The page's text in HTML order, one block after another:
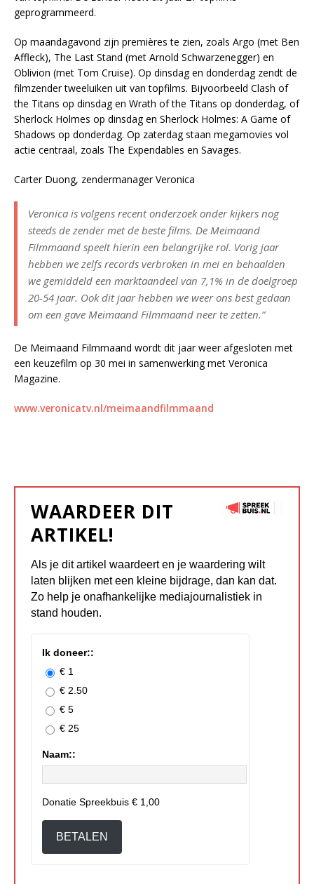
geprogrammeerd.
Op maandagavond zijn premières te zien, zoals Argo (met Ben
Affleck), The Last Stand (met Arnold Schwarzenegger) en
Oblivion (met Tom Cruise). Op dinsdag en donderdag zendt de
filmzender tweeluiken uit van topfilms. Bijvoorbeeld Clash of
the Titans op dinsdag en Wrath of the Titans op donderdag, of
Sherlock Holmes op dinsdag en Sherlock Holmes: A Game of
Shadows op donderdag. Op zaterdag staan megamovies vol
actie centraal, zoals The Expendables en Savages.
Carter Duong, zendermanager Veronica
Veronica is volgens recent onderzoek onder kijkers nog
steeds de zender met de beste films. De Meimaand
Filmmaand speelt hierin een belangrijke rol. Vorig jaar
hebben we zelfs records verbroken in mei en behaalden
we gemiddeld een marktaandeel van 7,1% in de doelgroep
20-54 jaar. Ook dit jaar hebben we weer ons best gedaan
om een gave Meimaand Filmmaand neer te zetten.”
De Meimaand Filmmaand wordt dit jaar weer afgesloten met
een keuzefilm op 30 mei in samenwerking met Veronica
Magazine.
www.veronicatv.nl/meimaandfilmmaand
WAARDEER DIT
ARTIKEL!
Als je dit artikel waardeert en je waardering wilt
laten blijken met een kleine bijdrage, dan kan dat.
Zo help je onafhankelijke mediajournalistiek in
stand houden.
Ik doneer::
€ 1
€ 2.50
€ 5
€ 25
Naam::
Donatie Spreekbuis € 1,00
BETALEN